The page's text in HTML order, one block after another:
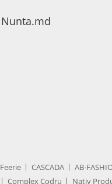
Nunta.md
Feerie CASCADA AB-
Complex Codru Nativ